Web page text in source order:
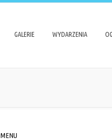
GALERIE WYDARZENIA
MENU